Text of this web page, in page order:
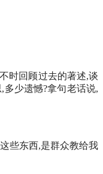
时回顾过去的著述,谈
少遗憾?拿句老话说,
些东西,是群众教给我